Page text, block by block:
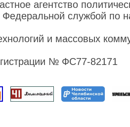
агентство
Федеральной службой по
и массовых
№ ФС77-82171